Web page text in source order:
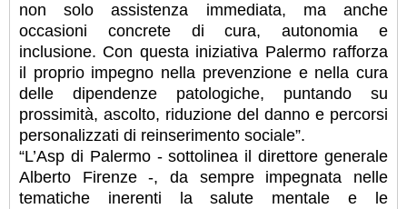
non solo assistenza immediata, ma anche
occasioni concrete di cura, autonomia e
inclusione. Con questa iniziativa Palermo rafforza
il proprio impegno nella prevenzione e nella cura
delle dipendenze patologiche, puntando su
prossimità, ascolto, riduzione del danno e percorsi
personalizzati di reinserimento sociale”.
“L’Asp di Palermo - sottolinea il direttore generale
Alberto Firenze -, da sempre impegnata nelle
tematiche inerenti la salute mentale e le